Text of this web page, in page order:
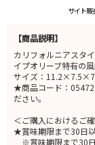
サイト販
【商品説明】
カリフォルニアスタ
イプオリーブ特有の風
サイズ：
★商品コード：
ださい。
＜ご購入におけるご
★賞味期限まで30日以
※賞味期限まで30日